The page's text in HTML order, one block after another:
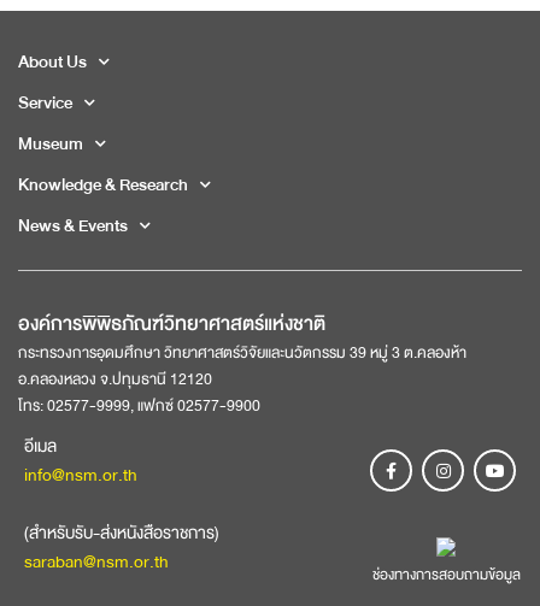
About Us
Service
Museum
Knowledge & Research
News & Events
องค์การพิพิธภัณฑ์วิทยาศาสตร์แห่งชาติ
กระทรวงการอุดมศึกษา วิทยาศาสตร์วิจัยและนวัตกรรม 39 หมู่ 3 ต.คลองห้า
อ.คลองหลวง จ.ปทุมธานี 12120
โทร: 02577-9999, แฟกซ์ 02577-9900
อีเมล
info@nsm.or.th
(สำหรับรับ-ส่งหนังสือราชการ)
saraban@nsm.or.th
ช่องทางการสอบถามข้อมูล